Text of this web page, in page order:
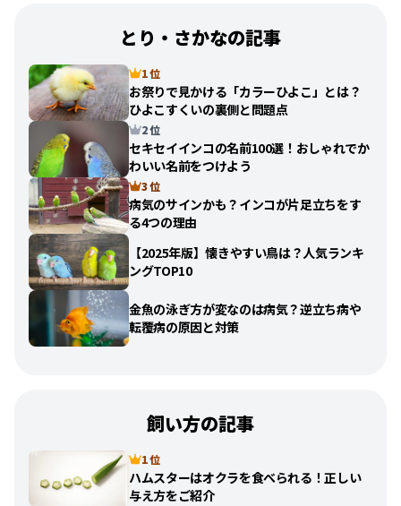
とり・さかなの記事
1 位
お祭りで見かける「カラーひよこ」とは？
ひよこすくいの裏側と問題点
2 位
セキセイインコの名前100選！おしゃれでか
わいい名前をつけよう
3 位
病気のサインかも？インコが片足立ちをす
る4つの理由
【2025年版】懐きやすい鳥は？人気ランキ
ングTOP10
金魚の泳ぎ方が変なのは病気？逆立ち病や
転覆病の原因と対策
飼い方の記事
1 位
ハムスターはオクラを食べられる！正しい
与え方をご紹介